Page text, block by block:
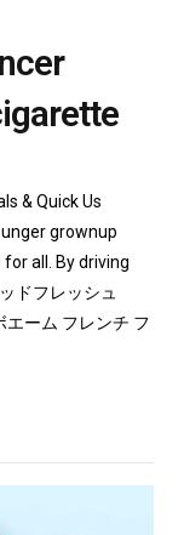
& Quick Us
grownup
all. By driving
ドフレッシュ
ーム フレンチ フ